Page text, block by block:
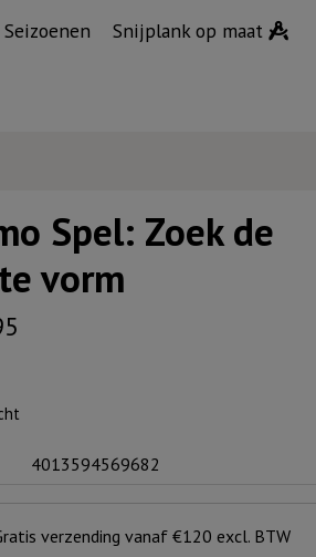
Seizoenen Snijplank op maat
Spel: Zoek de
vorm
4013594569682
verzending vanaf €120 excl. BTW